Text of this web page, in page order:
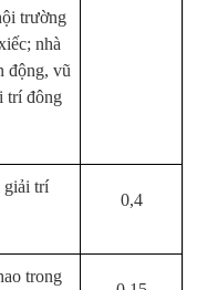
trường
nhà
động, vũ
trí đông
giải trí
0,4
trong